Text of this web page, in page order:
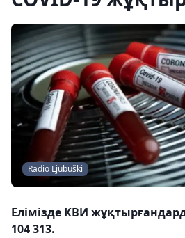
Radio Ljubuški
Елімізде КВИ
104 313.